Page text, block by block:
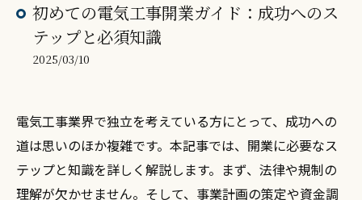
初めての電気工事開業ガイド：成功へのス
テップと必須知識
2025/03/10
電気工事業界で独立を考えている方にとって、成功への
道は思いのほか複雑です。本記事では、開業に必要なス
テップと知識を詳しく解説します。まず、法律や規制の
理解が欠かせません。そして、事業計画の策定や資金調